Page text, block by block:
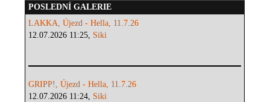
POSLEDNÍ GALERIE
LAKKA, Újezd - Hella, 11.7.26
12.07.2026 11:25, Siki
GRIPP!, Újezd - Hella, 11.7.26
12.07.2026 11:24, Siki